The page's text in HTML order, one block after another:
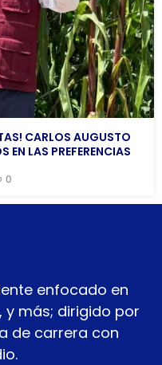
CARLOS AUGUSTO
EN LAS PREFERENCIAS
0
enfocado en
y más; dirigido por
de carrera con